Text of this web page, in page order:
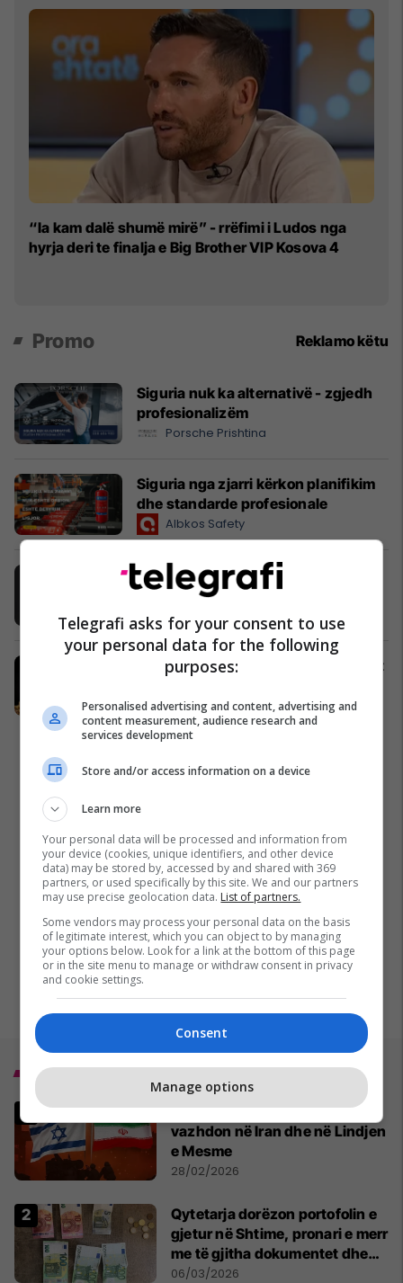
“Ia kam dalë shumë mirë” - rrëfimi i Ludos nga
hyrja deri te finalja e Big Brother VIP Kosova 4
Promo Reklamo këtu
Siguria nuk ka alternativë - zgjedh
profesionalizëm
Porsche Prishtina
Siguria nga zjarri kërkon planifikim
dhe standarde profesionale
Albkos Safety
Shell Kosova me aplikacion të ri
Shell
Pas iftarit, tryeza vazhdon me shijet
HAJE - Kosova
Top 5
MINUTË PAS MINUTE - Lufta po
vazhdon në Iran dhe në Lindjen
e Mesme
28/02/2026
Qytetarja dorëzon portofolin e
gjetur në Shtime, pronari e merr
me të gjitha dokumentet dhe
paratë
06/03/2026
Telegrafi asks for your consent to use
your personal data for the following
purposes:
Personalised advertising and content, advertising and
content measurement, audience research and
services development
Store and/or access information on a device
Learn more
Your personal data will be processed and information from
your device (cookies, unique identifiers, and other device
data) may be stored by, accessed by and shared with 369
partners, or used specifically by this site. We and our partners
may use precise geolocation data. List of partners.
Some vendors may process your personal data on the basis
of legitimate interest, which you can object to by managing
your options below. Look for a link at the bottom of this page
or in the site menu to manage or withdraw consent in privacy
and cookie settings.
Consent
Manage options